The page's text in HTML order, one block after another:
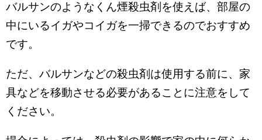
バルサンのようなくん煙殺虫剤を使えば、部屋の
中にいるイガやコイガを一掃できるのでおすすめ
です。
ただ、バルサンなどの殺虫剤は使用する前に、家
具などを移動させる必要があることに注意をして
ください。